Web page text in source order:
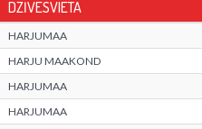
DZĪVESVIETA
HARJUMAA
HARJU MAAKOND
HARJUMAA
HARJUMAA